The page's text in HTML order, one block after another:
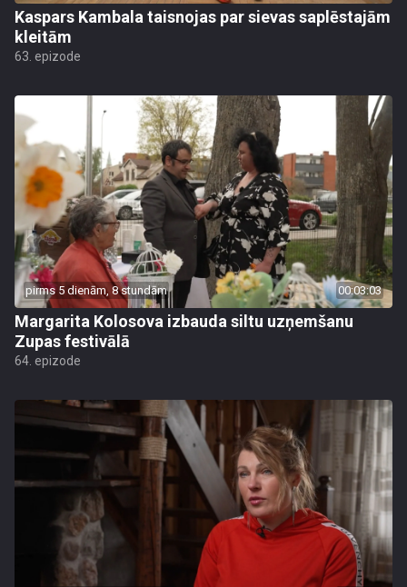
Kaspars Kambala taisnojas par sievas saplēstajām
kleitām
63. epizode
pirms 5 dienām, 8 stundām 00:03:03
Margarita Kolosova izbauda siltu uzņemšanu
Zupas festivālā
64. epizode